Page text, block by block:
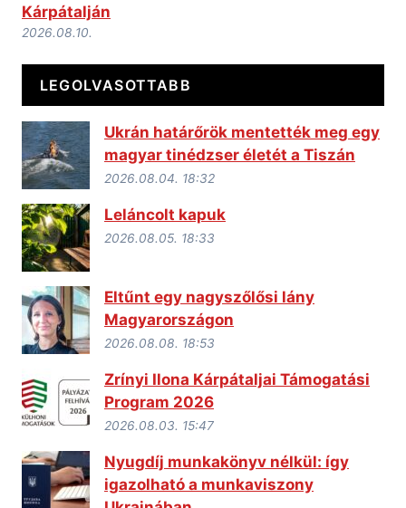
Kárpátalján
2026.08.10.
LEGOLVASOTTABB
Ukrán határőrök mentették meg egy
magyar tinédzser életét a Tiszán
2026.08.04. 18:32
Leláncolt kapuk
2026.08.05. 18:33
Eltűnt egy nagyszőlősi lány
Magyarországon
2026.08.08. 18:53
Zrínyi Ilona Kárpátaljai Támogatási
Program 2026
2026.08.03. 15:47
Nyugdíj munkakönyv nélkül: így
igazolható a munkaviszony